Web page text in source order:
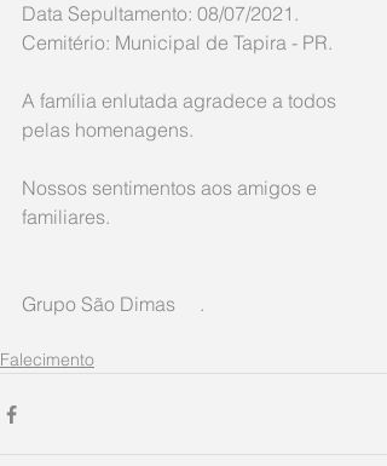
Data Sepultamento: 08/07/2021.
Cemitério: Municipal de Tapira - PR.
A família enlutada agradece a todos
pelas homenagens.
Nossos sentimentos aos amigos e
familiares.
Grupo São Dimas     .
Falecimento